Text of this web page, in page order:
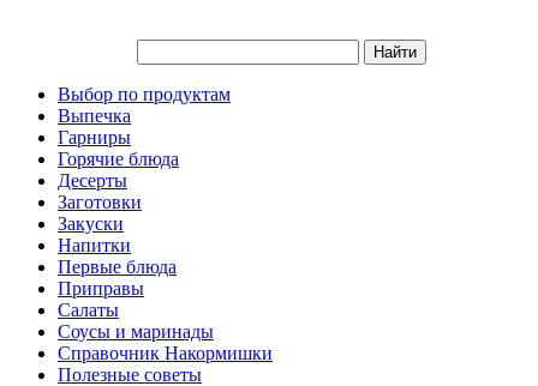
Выбор по продуктам
Выпечка
Гарниры
Горячие блюда
Десерты
Заготовки
Закуски
Напитки
Первые блюда
Приправы
Салаты
Соусы и маринады
Справочник Накормишки
Полезные советы